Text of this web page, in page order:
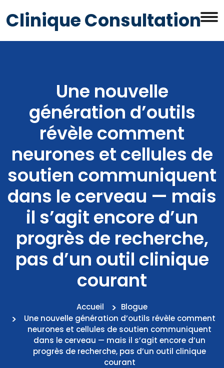
Clinique Consultation
Une nouvelle
génération d’outils
révèle comment
neurones et cellules de
soutien communiquent
dans le cerveau — mais
il s’agit encore d’un
progrès de recherche,
pas d’un outil clinique
courant
Accueil
Blogue
Une nouvelle génération d’outils révèle comment
neurones et cellules de soutien communiquent
dans le cerveau — mais il s’agit encore d’un
progrès de recherche, pas d’un outil clinique
courant